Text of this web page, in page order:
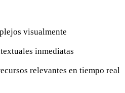
visualmente
inmediatas
relevantes en tiempo real